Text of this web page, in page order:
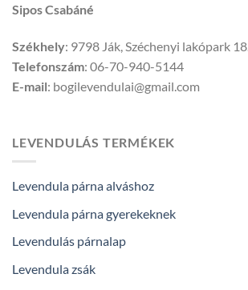
Sipos Csabáné
Székhely: 9798 Ják, Széchenyi lakópark 18.
Telefonszám: 06-70-940-5144
E-mail: bogilevendulai@gmail.com
LEVENDULÁS TERMÉKEK
Levendula párna alváshoz
Levendula párna gyerekeknek
Levendulás párnalap
Levendula zsák